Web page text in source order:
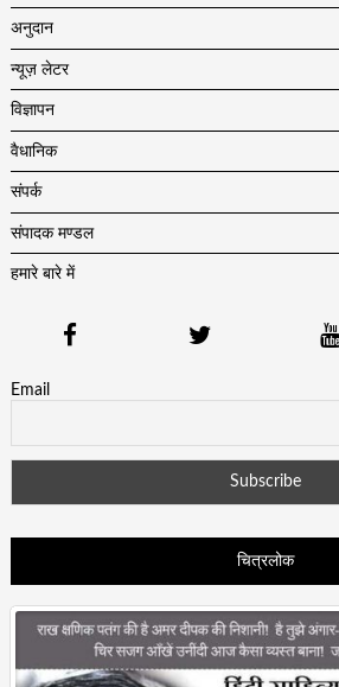
अनुदान
न्यूज़ लेटर
विज्ञापन
वैधानिक
संपर्क
संपादक मण्डल
हमारे बारे में
Email
चित्रलोक